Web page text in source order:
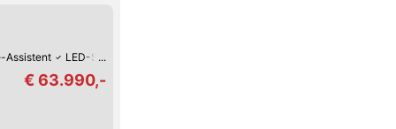
Assistent LED-Scheinwerfer
€ 63.990,-